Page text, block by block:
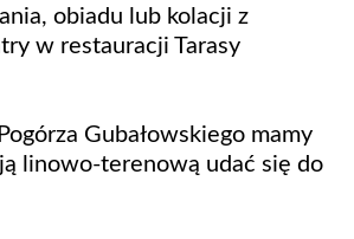
obiadu lub kolacji z
w restauracji Tarasy
Gubałowskiego mamy
linowo-terenową udać się do